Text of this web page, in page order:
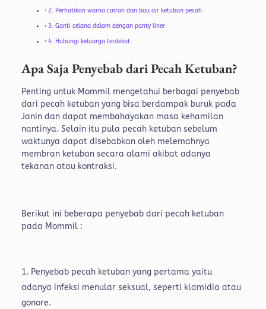
2. Perhatikan warna cairan dan bau air ketuban pecah
3. Ganti celana dalam dengan panty liner
4. Hubungi keluarga terdekat
Apa Saja Penyebab dari Pecah Ketuban?
Penting untuk Mommil mengetahui berbagai penyebab
dari pecah ketuban yang bisa berdampak buruk pada
Janin dan dapat membahayakan masa kehamilan
nantinya. Selain itu pula pecah ketuban sebelum
waktunya dapat disebabkan oleh melemahnya
membran ketuban secara alami akibat adanya
tekanan atau kontraksi.
Berikut ini beberapa penyebab dari pecah ketuban
pada Mommil :
Penyebab pecah ketuban yang pertama yaitu
adanya infeksi menular seksual, seperti klamidia atau
gonore.